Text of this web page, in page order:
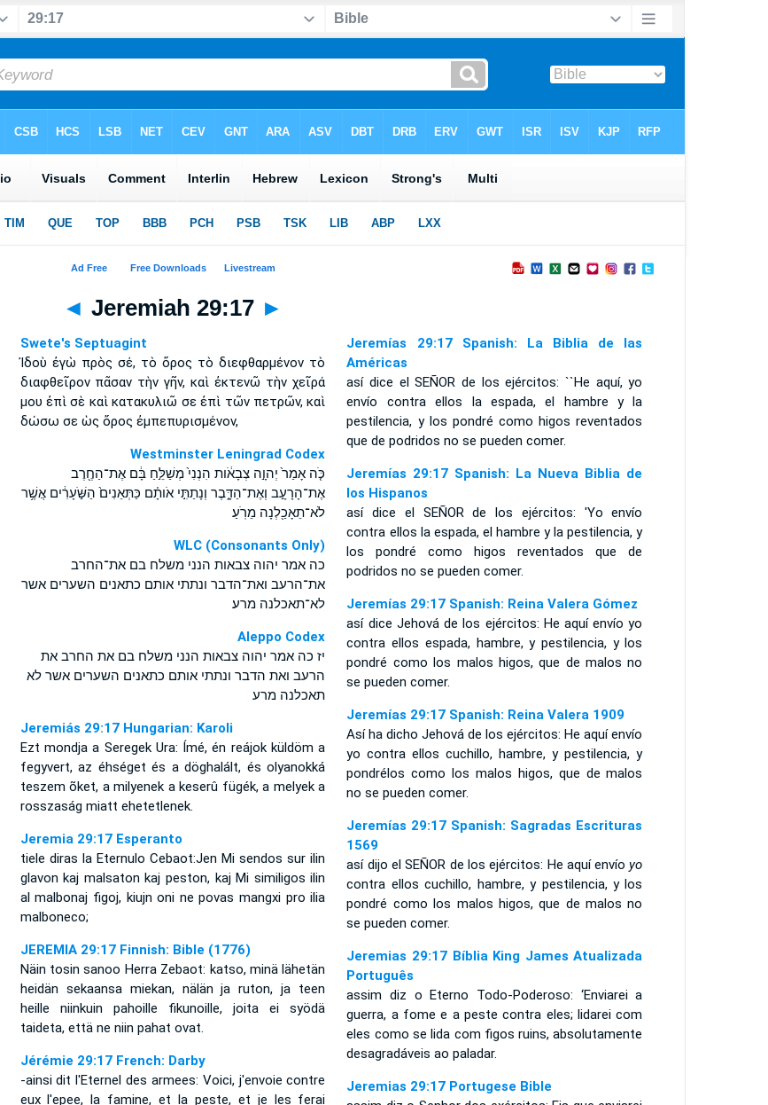
◄ Jeremiah 29:17 ►
Swete's Septuagint
Ἰδοὺ ἐγὼ πρὸς σέ, τὸ ὄρος τὸ διεφθαρμένον τὸ
διαφθεῖρον πᾶσαν τὴν γῆν, καὶ ἐκτενῶ τὴν χεῖρά
μου ἐπὶ σὲ καὶ κατακυλιῶ σε ἐπὶ τῶν πετρῶν, καὶ
δώσω σε ὡς ὄρος ἐμπεπυρισμένον,
Westminster Leningrad Codex
כֹּ֤ה אָמַר֙ יְהוָ֣ה צְבָאֹ֔ות הִנְנִי֙ מְשַׁלֵּ֣חַ בָּ֔ם אֶת־הַחֶ֖רֶב
אֶת־הָרָעָ֣ב וְאֶת־הַדָּ֑בֶר וְנָתַתִּ֣י אֹותָ֗ם כַּתְּאֵנִים֙ הַשֹּׁ֣עָרִ֔ים אֲשֶׁ֥ר
לֹא־תֵאָכַ֖לְנָה מֵרֹֽעַ׃
WLC (Consonants Only)
כה אמר יהוה צבאות הנני משלח בם את־החרב
את־הרעב ואת־הדבר ונתתי אותם כתאנים השערים אשר
לא־תאכלנה מרע׃
Aleppo Codex
יז כה אמר יהוה צבאות הנני משלח בם את החרב את
הרעב ואת הדבר ונתתי אותם כתאנים השערים אשר לא
תאכלנה מרע
Jeremiás 29:17 Hungarian: Karoli
Ezt mondja a Seregek Ura: Ímé, én reájok küldöm a
fegyvert, az éhséget és a döghalált, és olyanokká
teszem õket, a milyenek a keserû fügék, a melyek a
rosszaság miatt ehetetlenek.
Jeremia 29:17 Esperanto
tiele diras la Eternulo Cebaot:Jen Mi sendos sur ilin
glavon kaj malsaton kaj peston, kaj Mi similigos ilin
al malbonaj figoj, kiujn oni ne povas mangxi pro ilia
malboneco;
JEREMIA 29:17 Finnish: Bible (1776)
Näin tosin sanoo Herra Zebaot: katso, minä lähetän
heidän sekaansa miekan, nälän ja ruton, ja teen
heille niinkuin pahoille fikunoille, joita ei syödä
taideta, että ne niin pahat ovat.
Jérémie 29:17 French: Darby
-ainsi dit l'Eternel des armees: Voici, j'envoie contre
eux l'epee, la famine, et la peste, et je les ferai
Jeremías 29:17 Spanish: La Biblia de las
Américas
así dice el SEÑOR de los ejércitos: ``He aquí, yo
envío contra ellos la espada, el hambre y la
pestilencia, y los pondré como higos reventados
que de podridos no se pueden comer.
Jeremías 29:17 Spanish: La Nueva Biblia de
los Hispanos
así dice el SEÑOR de los ejércitos: 'Yo envío
contra ellos la espada, el hambre y la pestilencia, y
los pondré como higos reventados que de
podridos no se pueden comer.
Jeremías 29:17 Spanish: Reina Valera Gómez
así dice Jehová de los ejércitos: He aquí envío yo
contra ellos espada, hambre, y pestilencia, y los
pondré como los malos higos, que de malos no
se pueden comer.
Jeremías 29:17 Spanish: Reina Valera 1909
Así ha dicho Jehová de los ejércitos: He aquí envío
yo contra ellos cuchillo, hambre, y pestilencia, y
pondrélos como los malos higos, que de malos
no se pueden comer.
Jeremías 29:17 Spanish: Sagradas Escrituras
1569
así dijo el SEÑOR de los ejércitos: He aquí envíoyo
contra ellos cuchillo, hambre, y pestilencia, y los
pondré como los malos higos, que de malos no
se pueden comer.
Jeremias 29:17 Bíblia King James Atualizada
Português
assim diz o Eterno Todo-Poderoso: ‘Enviarei a
guerra, a fome e a peste contra eles; lidarei com
eles como se lida com figos ruins, absolutamente
desagradáveis ao paladar.
Jeremias 29:17 Portugese Bible